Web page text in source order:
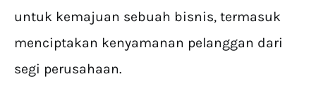
untuk kemajuan sebuah bisnis, termasuk
menciptakan kenyamanan pelanggan dari
segi perusahaan.